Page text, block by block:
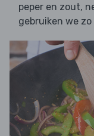
peper en zout,
gebruiken we zo